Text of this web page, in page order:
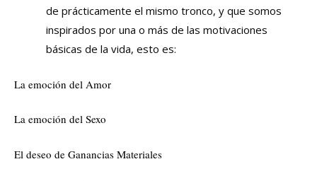
de prácticamente el mismo tronco, y que somos
inspirados por una o más de las motivaciones
básicas de la vida, esto es:
La emoción del Amor
La emoción del Sexo
El deseo de Ganancias Materiales